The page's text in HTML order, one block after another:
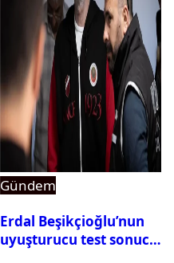
Gündem
Erdal Beşikçioğlu’nun
uyuşturucu test sonucu